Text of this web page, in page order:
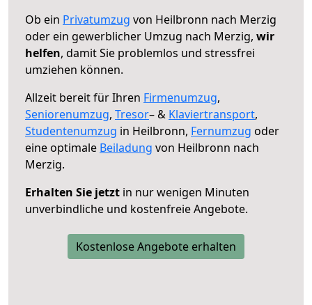
Ob ein Privatumzug von Heilbronn nach Merzig
oder ein gewerblicher Umzug nach Merzig, wir
helfen, damit Sie problemlos und stressfrei
umziehen können.
Allzeit bereit für Ihren Firmenumzug,
Seniorenumzug, Tresor– & Klaviertransport,
Studentenumzug in Heilbronn, Fernumzug oder
eine optimale Beiladung von Heilbronn nach
Merzig.
Erhalten Sie jetzt in nur wenigen Minuten
unverbindliche und kostenfreie Angebote.
Kostenlose Angebote erhalten